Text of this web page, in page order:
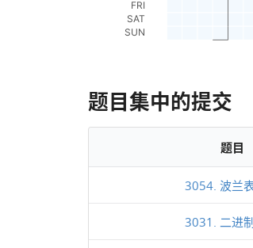
题目集中的提交
题目
3054. 波兰
3031. 二进